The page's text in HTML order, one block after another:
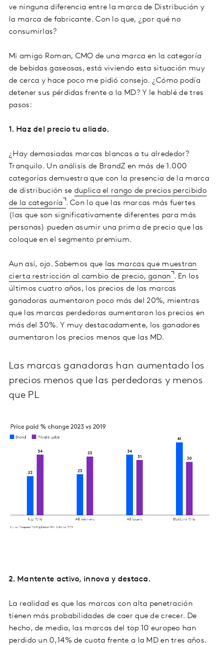
ve ninguna diferencia entre la marca de Distribución y
la marca de fabricante. Con lo que, ¿por qué no
consumirlas?
Mi amigo Roman, CMO de una marca en la categoría
de bebidas gaseosas, está viviendo esta situación muy
de cerca y hace poco me pidió consejo. ¿Cómo podía
detener sus pérdidas frente a la MD? Y le hablé de tres
pasos:
1. Haz del precio tu aliado.
¿Hay demasiadas marcas blancas a tu alrededor?
Tranquilo. Un análisis de BrandZ en más de 1.000
categorías demuestra que con la presencia de la marca
de distribución se duplica el rango de precios percibido
de la categoría . Con lo que las marcas más fuertes
(las que son significativamente diferentes para más
personas) pueden asumir una prima de precio que las
coloque en el segmento premium.
Aun así, ojo. Sabemos que las marcas que muestran
cierta restricción al cambio de precio, ganan . En los
últimos cuatro años, los precios de las marcas
ganadoras aumentaron poco más del 20%, mientras
que las marcas perdedoras aumentaron los precios en
más del 30%. Y muy destacadamente, los ganadores
aumentaron los precios menos que las MD.
Las marcas ganadoras han aumentado los
precios menos que las perdedoras y menos
que PL
2. Mantente activo, innova y destaca.
La realidad es que las marcas con alta penetración
tienen más probabilidades de caer que de crecer. De
hecho, de media, las marcas del top 10 europeo han
perdido un 0,14% de cuota frente a la MD en tres años.